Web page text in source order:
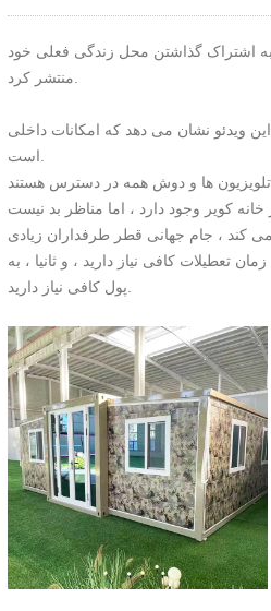
برای به اشتراک گذاشتن محل زندگی فعلی خود
کند ، جام جهانی قطر طرفداران زیادی
کافی نیاز دارید ، و ثانیا ، به